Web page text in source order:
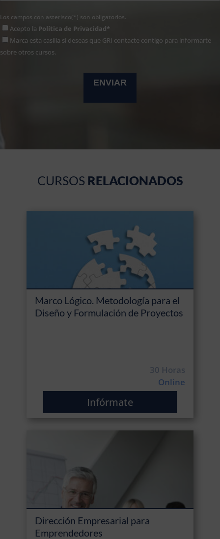
Los campos con asterisco(*) son obligatorios.
Acepto la Política de Privacidad*
Marca esta casilla si deseas que GRI contacte contigo para informarte
sobre otros cursos.
CURSOS RELACIONADOS
Marco Lógico. Metodología para el
Diseño y Formulación de Proyectos
30 Horas
Online
Infórmate
Dirección Empresarial para
Emprendedores